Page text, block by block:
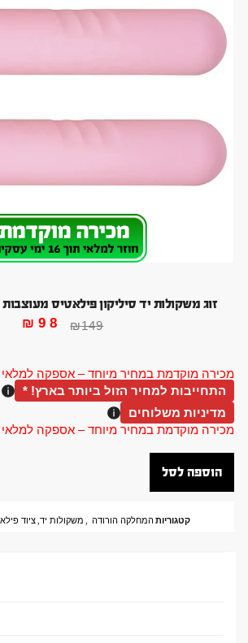
מכירה מוקדמת במחיר מיוחד – אספקה למלאי 16 ימי
זוג משקולות יד סיליקון פילאטיס מעוצבות ורוד 1קג
₪149
₪98
התחייבות למחיר הזול ביותר בארץ! *
מדיניות משלוחים
מכירה מוקדמת במחיר מיוחד – אספקה למלאי 16 ימי
הוספה לסל
קטגוריות המחלקה הורודה , משקולות יד,ציוד